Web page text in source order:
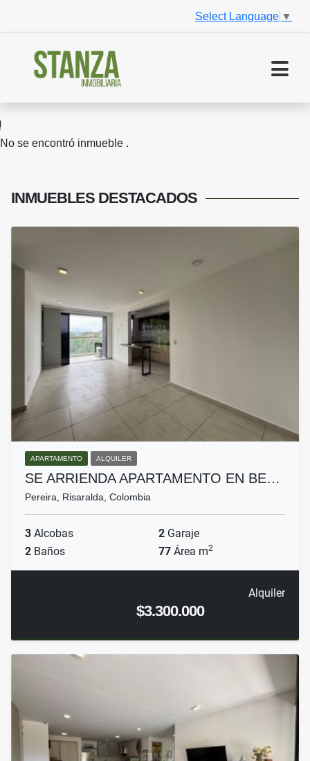
Select Language ▼
No se encontró inmueble .
INMUEBLES DESTACADOS
APARTAMENTO ALQUILER
SE ARRIENDA APARTAMENTO EN BE…
Pereira, Risaralda, Colombia
3 Alcobas 2 Garaje
2 Baños 77 Área m2
Alquiler
$3.300.000